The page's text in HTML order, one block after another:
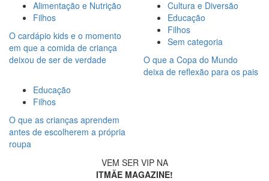
Alimentação e Nutrição
Filhos
O cardápio kids e o momento
em que a comida de criança
deixou de ser de verdade
Cultura e Diversão
Educação
Filhos
Sem categoria
O que a Copa do Mundo
deixa de reflexão para os pais
Educação
Filhos
O que as crianças aprendem
antes de escolherem a própria
roupa
VEM SER VIP NA
ITMÃE MAGAZINE!